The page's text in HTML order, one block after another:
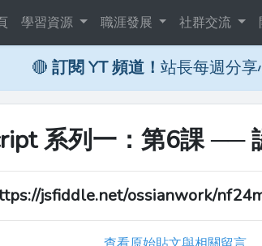
學習資源 職涯發展 社群交流
🔴 訂閱 YT 頻道！ 站長每週分
系列一：第6課 ──
jsfiddle.net/ossianwork/